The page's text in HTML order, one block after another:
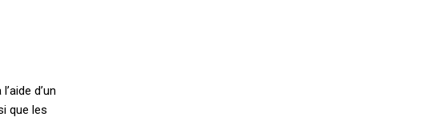
d’un
que les